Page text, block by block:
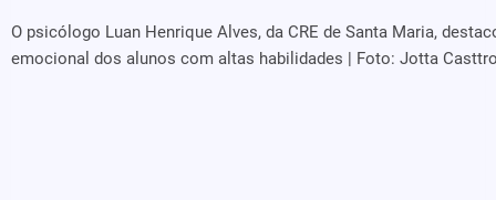
O psicólogo Luan Henrique Alves, da CRE de Santa Maria,
emocional dos alunos com altas habilidades | Foto: Jotta